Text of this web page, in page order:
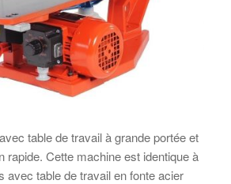
table de travail à grande portée et
rapide. Cette machine est identique à
avec table de travail en fonte acier